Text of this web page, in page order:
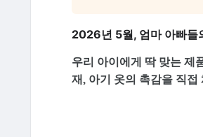
2026년 5월, 엄마 아빠들
우리 아이에게 딱 맞는 제
재, 아기 옷의 촉감을 직